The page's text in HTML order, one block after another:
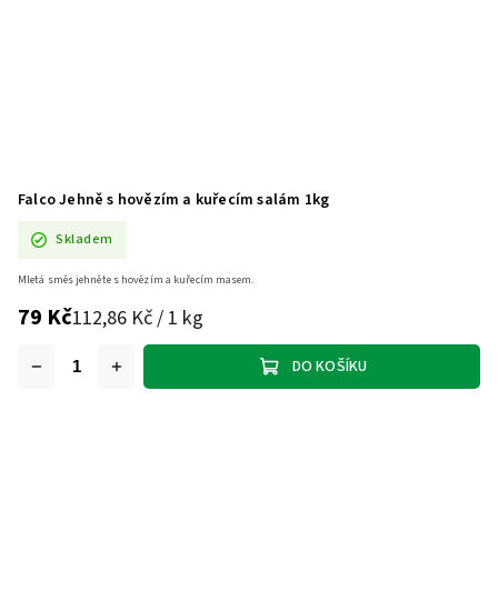
Falco Jehně s hovězím a kuřecím salám 1kg
Skladem
79 Kč112,86 Kč / 1 kg
DO KOŠÍKU
Mletá směs jehněte s hovězím a kuřecím masem.